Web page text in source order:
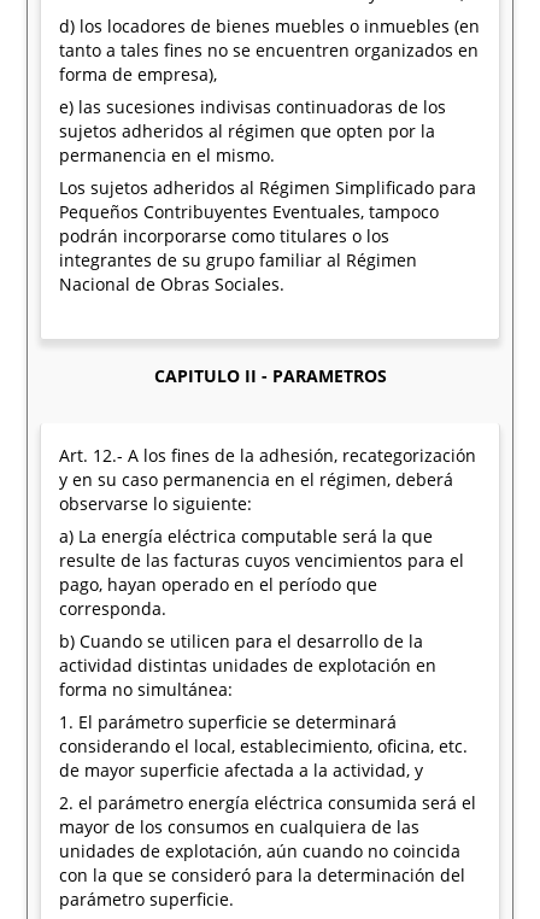
d) los locadores de bienes muebles o inmuebles (en
tanto a tales fines no se encuentren organizados en
forma de empresa),
e) las sucesiones indivisas continuadoras de los
sujetos adheridos al régimen que opten por la
permanencia en el mismo.
Los sujetos adheridos al Régimen Simplificado para
Pequeños Contribuyentes Eventuales, tampoco
podrán incorporarse como titulares o los
integrantes de su grupo familiar al Régimen
Nacional de Obras Sociales.
CAPITULO II - PARAMETROS
Art. 12.- A los fines de la adhesión, recategorización
y en su caso permanencia en el régimen, deberá
observarse lo siguiente:
a) La energía eléctrica computable será la que
resulte de las facturas cuyos vencimientos para el
pago, hayan operado en el período que
corresponda.
b) Cuando se utilicen para el desarrollo de la
actividad distintas unidades de explotación en
forma no simultánea:
1. El parámetro superficie se determinará
considerando el local, establecimiento, oficina, etc.
de mayor superficie afectada a la actividad, y
2. el parámetro energía eléctrica consumida será el
mayor de los consumos en cualquiera de las
unidades de explotación, aún cuando no coincida
con la que se consideró para la determinación del
parámetro superficie.